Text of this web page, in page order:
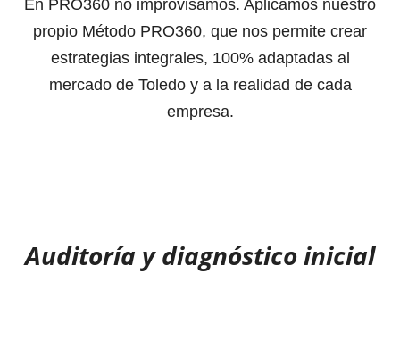
En PRO360 no improvisamos. Aplicamos nuestro
propio Método PRO360, que nos permite crear
estrategias integrales, 100% adaptadas al
mercado de Toledo y a la realidad de cada
empresa.
Auditoría y diagnóstico inicial